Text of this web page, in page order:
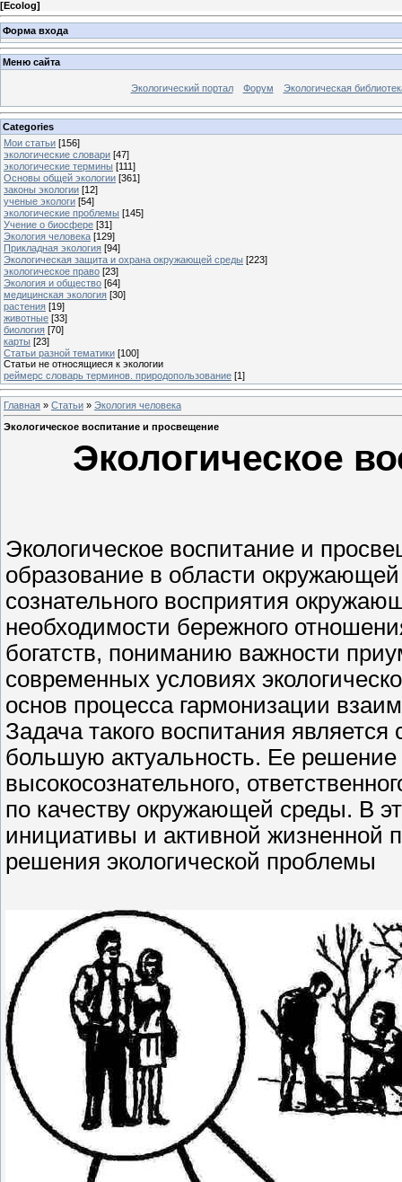
[Ecolog]
Форма входа
Меню сайта
Экологический портал Форум Экологическая
Categories
Мои статьи [156]
экологические словари [47]
экологические термины [111]
Основы общей экологии [361]
законы экологии [12]
ученые экологи [54]
экологические проблемы [145]
Учение о биосфере [31]
Экология человека [129]
Прикладная экология [94]
Экологическая защита и охрана окружающей среды [223]
экологическое право [23]
Экология и общество [64]
медицинская экология [30]
растения [19]
животные [33]
биология [70]
карты [23]
Статьи разной тематики [100]
Статьи не относящиеся к экологии
реймерс словарь терминов. природопользование [1]
Главная » Статьи » Экология человека
Экологическое воспитание и просвещение
Экологическое
Экологическое воспитание и
образование в области
сознательного восприятия
необходимости бережного
богатств, пониманию важности
современных условиях
основ процесса гармонизации
Задача такого воспитания
большую актуальность. Ее
высокосознательного,
по качеству окружающей среды. В
инициативы и активной жизненной
решения экологической проблемы